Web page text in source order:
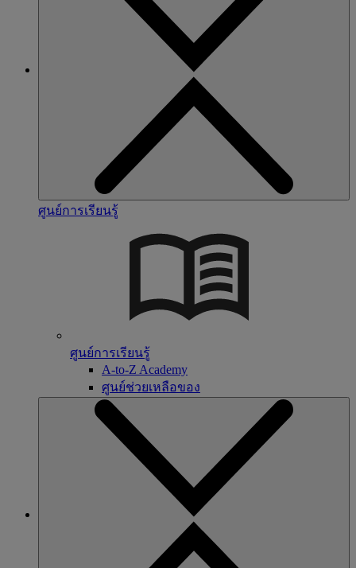
ศูนย์การเรียนรู้
ศูนย์การเรียนรู้
A-to-Z Academy
ศูนย์ช่วยเหลือของ